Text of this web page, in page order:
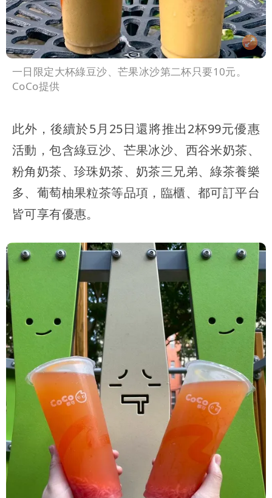
一日限定大杯綠豆沙、芒果冰沙第二杯只要10元。
CoCo提供
此外，後續於5月25日還將推出2杯99元優惠
活動，包含綠豆沙、芒果冰沙、西谷米奶茶、
粉角奶茶、珍珠奶茶、奶茶三兄弟、綠茶養樂
多、葡萄柚果粒茶等品項，臨櫃、都可訂平台
皆可享有優惠。